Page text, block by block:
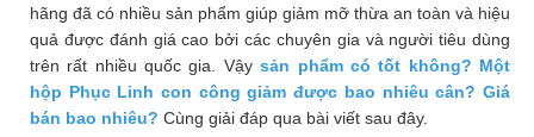
mục
Tin
tức
hãng đã có nhiều sản phẩm giúp giảm mỡ thừa an toàn và hiệu
quả được đánh giá cao bởi các chuyên gia và người tiêu dùng
trên rất nhiều quốc gia. Vậysản phẩm có tốt không? Một
hộp Phục Linh con công giảm được bao nhiêu cân? Giá
bán bao nhiêu? Cùng giải đáp qua bài viết sau đây.